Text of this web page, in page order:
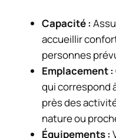
Capacité :
accueillir
personnes
Emplacement :
qui correspond
près des
nature ou
Équipements :